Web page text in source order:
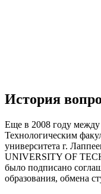
История
Еще в 2008 году
Технологическим
университета г.
UNIVERSITY OF
было подписано
образования, обмена